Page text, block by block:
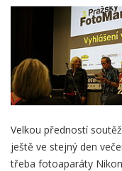
Velkou předností
ještě ve stejný den
třeba fotoaparáty